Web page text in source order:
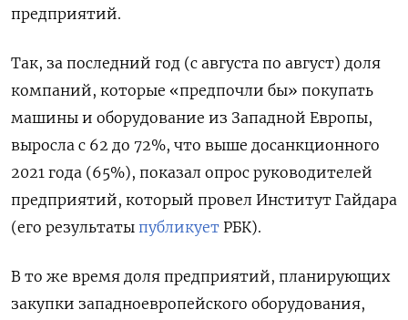
предприятий.
Так, за последний год (с августа по август) доля
компаний, которые «предпочли бы» покупать
машины и оборудование из Западной Европы,
выросла с 62 до 72%, что выше досанкционного
2021 года (65%), показал опрос руководителей
предприятий, который провел Институт Гайдара
(его результаты публикует РБК).
В то же время доля предприятий, планирующих
закупки западноевропейского оборудования,